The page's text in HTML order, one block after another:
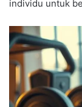
individu untuk